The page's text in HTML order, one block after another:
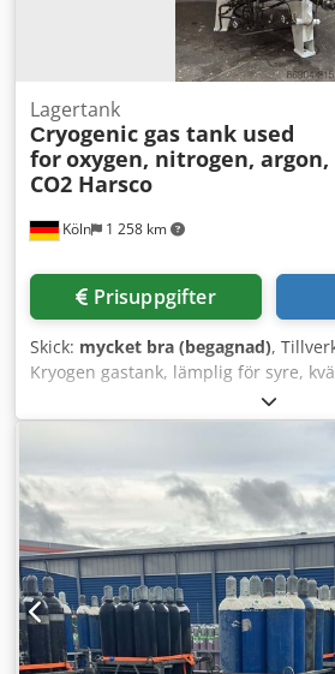
Köln 1 258 km
Lagertank
Сryogenic gas tank used
foroxygen, nitrogen, argon,
CO2 Harsco
Prisuppgifter
Skick: mycket bra (begagnad),
Kryogen gastank, lämplig för syre,
koldioxid (CO₂). Tillverkare: Harsco
Tillverkningsår: 1991
har även ett brett utbud av andra
gaser. Vänligen meddela oss dina
dig gärna. Dcodpfsyuu Scex Anljk